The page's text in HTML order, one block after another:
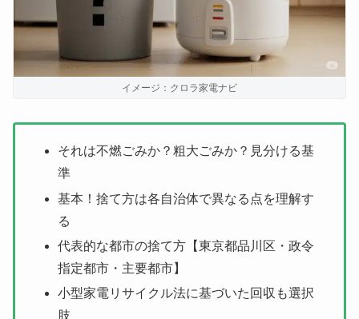
イメージ：クロラ家電ナビ
それは不燃ごみか？粗大ごみか？見分ける基
準
基本！捨て方は各自治体で異なる点を理解す
る
代表的な都市の捨て方【東京都品川区・政令
指定都市・主要都市】
小型家電リサイクル法に基づいた回収も選択
肢